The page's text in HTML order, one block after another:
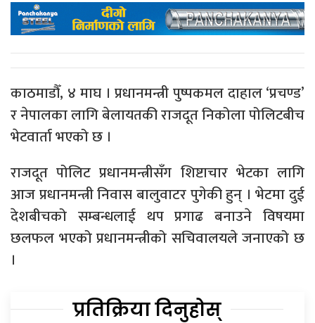
काठमाडौँ, ४ माघ । प्रधानमन्त्री पुष्पकमल दाहाल ‘प्रचण्ड’
र नेपालका लागि बेलायतकी राजदूत निकोला पोलिटबीच
भेटवार्ता भएको छ ।
राजदूत पोलिट प्रधानमन्त्रीसँग शिष्टाचार भेटका लागि
आज प्रधानमन्त्री निवास बालुवाटर पुगेकी हुन् । भेटमा दुई
देशबीचको सम्बन्धलाई थप प्रगाढ बनाउने विषयमा
छलफल भएको प्रधानमन्त्रीको सचिवालयले जनाएको छ
।
प्रतिक्रिया दिनुहोस्